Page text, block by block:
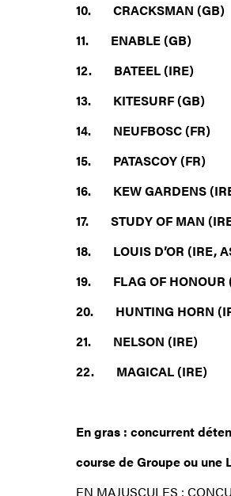
10. CRACKSMAN
11. ENABLE (GB)
12. BATEEL (IRE)
13. KITESURF (GB)
14. NEUFBOSC (FR)
15. PATASCOY (FR)
16. KEW GARDENS
17. STUDY OF MAN
18. LOUIS D’OR (IRE,
19. FLAG OF HONOUR
20. HUNTING HORN
21. NELSON (IRE)
22. MAGICAL (IRE)
En gras : concurrent
course de Groupe ou une
EN MAJUSCULES :